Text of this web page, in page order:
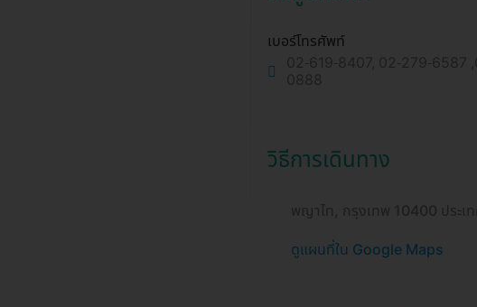
เบอร์โทรศัพท์
วิธีการเดินทาง
ดูแผนที่ใน Google Maps